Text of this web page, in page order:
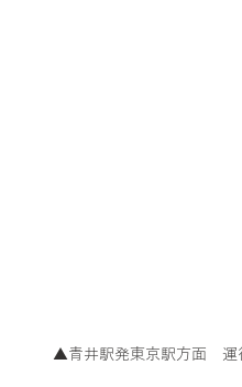
▲青井駅発東京駅方面　運